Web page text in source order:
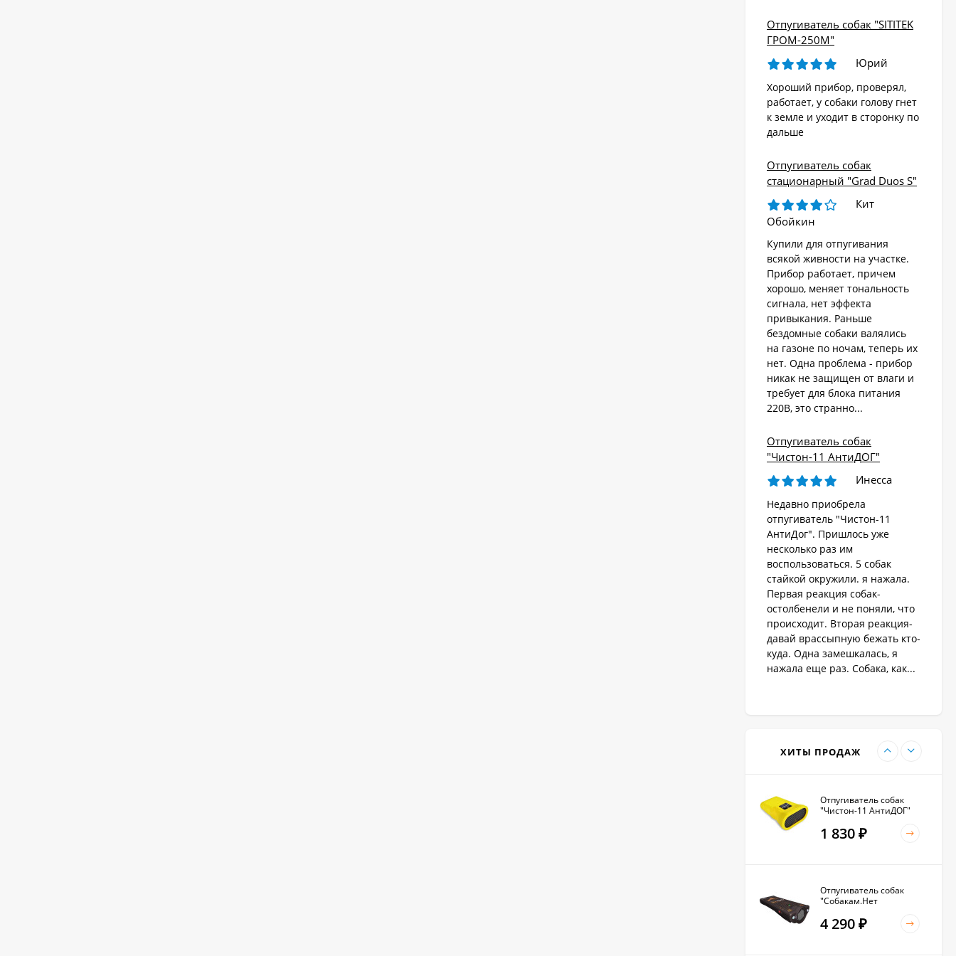
Отпугиватель собак "SITITEK
ГРОМ-250М"
Юрий
Хороший прибор, проверял,
работает, у собаки голову гнет
к земле и уходит в сторонку по
дальше
Отпугиватель собак
стационарный "Grad Duos S"
Кит
Обойкин
Купили для отпугивания
всякой живности на участке.
Прибор работает, причем
хорошо, меняет тональность
сигнала, нет эффекта
привыкания. Раньше
бездомные собаки валялись
на газоне по ночам, теперь их
нет. Одна проблема - прибор
никак не защищен от влаги и
требует для блока питания
220В, это странно...
Отпугиватель собак
"Чистон-11 АнтиДОГ"
Инесса
Недавно приобрела
отпугиватель "Чистон-11
АнтиДог". Пришлось уже
несколько раз им
воспользоваться. 5 собак
стайкой окружили. я нажала.
Первая реакция собак-
остолбенели и не поняли, что
происходит. Вторая реакция-
давай врассыпную бежать кто-
куда. Одна замешкалась, я
нажала еще раз. Собака, как...
ХИТЫ ПРОДАЖ
Стационарный
отпугиватель животных
«AR-2403 Solar»
4 570₽
Ультразвуковой
отпугиватель собак,
кошек, лис, кроликов
Garden Protector 3"
8 690 ₽
Электроошейник для
дрессировки собак
«PET998DB»
3 480₽
Ошейник антилай
1 890₽
Отпугиватель собак
"Чистон-11 АнтиДОГ"
1 830 ₽
Отпугиватель собак
"Собакам.Нет
4 290 ₽